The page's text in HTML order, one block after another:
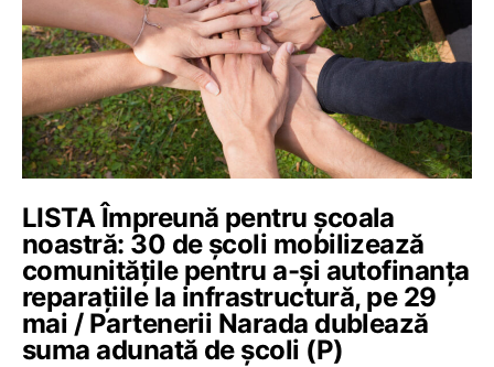
LISTA Împreună pentru școala
noastră: 30 de școli mobilizează
comunitățile pentru a-și autofinanța
reparațiile la infrastructură, pe 29
mai / Partenerii Narada dublează
suma adunată de școli (P)